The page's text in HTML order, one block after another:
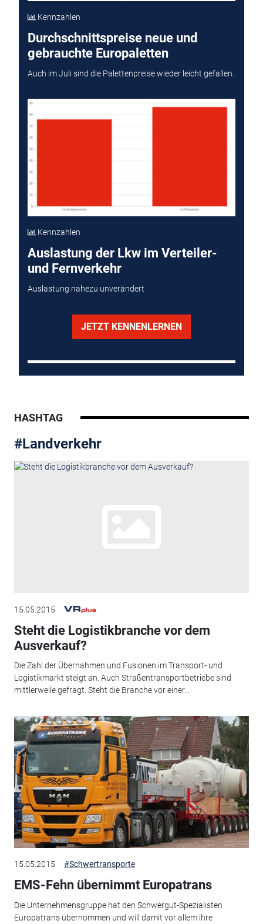
Kennzahlen
Durchschnittspreise neue und
gebrauchte Europaletten
Auch im Juli sind die Palettenpreise wieder leicht gefallen.
Kennzahlen
Auslastung der Lkw im Verteiler-
und Fernverkehr
Auslastung nahezu unverändert
JETZT KENNENLERNEN
HASHTAG
#Landverkehr
15.05.2015
Steht die Logistikbranche vor dem
Ausverkauf?
Die Zahl der Übernahmen und Fusionen im Transport- und
Logistikmarkt steigt an. Auch Straßentransportbetriebe sind
mittlerweile gefragt. Steht die Branche vor einer...
15.05.2015 #Schwertransporte
EMS-Fehn übernimmt Europatrans
Die Unternehmensgruppe hat den Schwergut-Spezialisten
Europatrans übernommen und will damit vor allem ihre